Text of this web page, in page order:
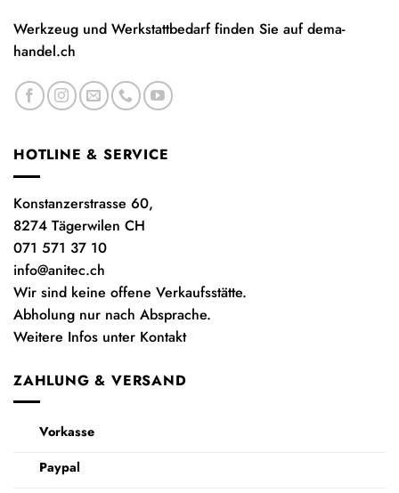
Werkzeug und Werkstattbedarf finden Sie aufdema-
handel.ch
HOTLINE & SERVICE
Konstanzerstrasse 60,
8274 Tägerwilen CH
071 571 37 10
info@anitec.ch
Wir sind keine offene Verkaufsstätte.
Abholung nur nach Absprache.
Weitere Infos unter Kontakt
ZAHLUNG & VERSAND
Vorkasse
Paypal